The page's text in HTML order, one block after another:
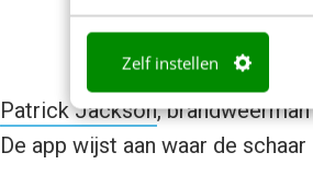
Zelf instellen
Patrick Jackson,
De app wijst aan waar de